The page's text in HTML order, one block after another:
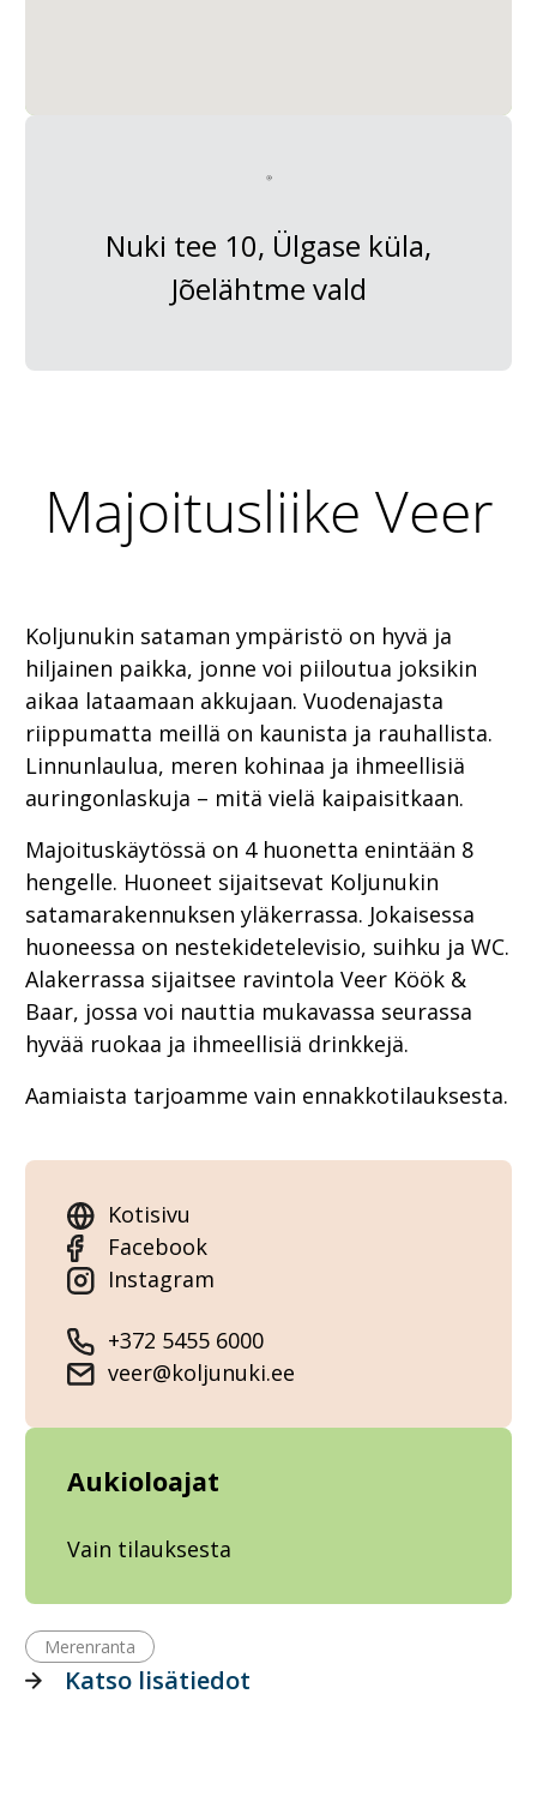
Nuki tee 10, Ülgase küla,
Jõelähtme vald
Majoitusliike Veer
Koljunukin sataman ympäristö on hyvä ja
hiljainen paikka, jonne voi piiloutua joksikin
aikaa lataamaan akkujaan. Vuodenajasta
riippumatta meillä on kaunista ja rauhallista.
Linnunlaulua, meren kohinaa ja ihmeellisiä
auringonlaskuja – mitä vielä kaipaisitkaan.
Majoituskäytössä on 4 huonetta enintään 8
hengelle. Huoneet sijaitsevat Koljunukin
satamarakennuksen yläkerrassa. Jokaisessa
huoneessa on nestekidetelevisio, suihku ja WC.
Alakerrassa sijaitsee ravintola Veer Köök &
Baar, jossa voi nauttia mukavassa seurassa
hyvää ruokaa ja ihmeellisiä drinkkejä.
Aamiaista tarjoamme vain ennakkotilauksesta.
Kotisivu
Facebook
Instagram
+372 5455 6000
veer@koljunuki.ee
Aukioloajat
Vain tilauksesta
Merenranta
Katso lisätiedot